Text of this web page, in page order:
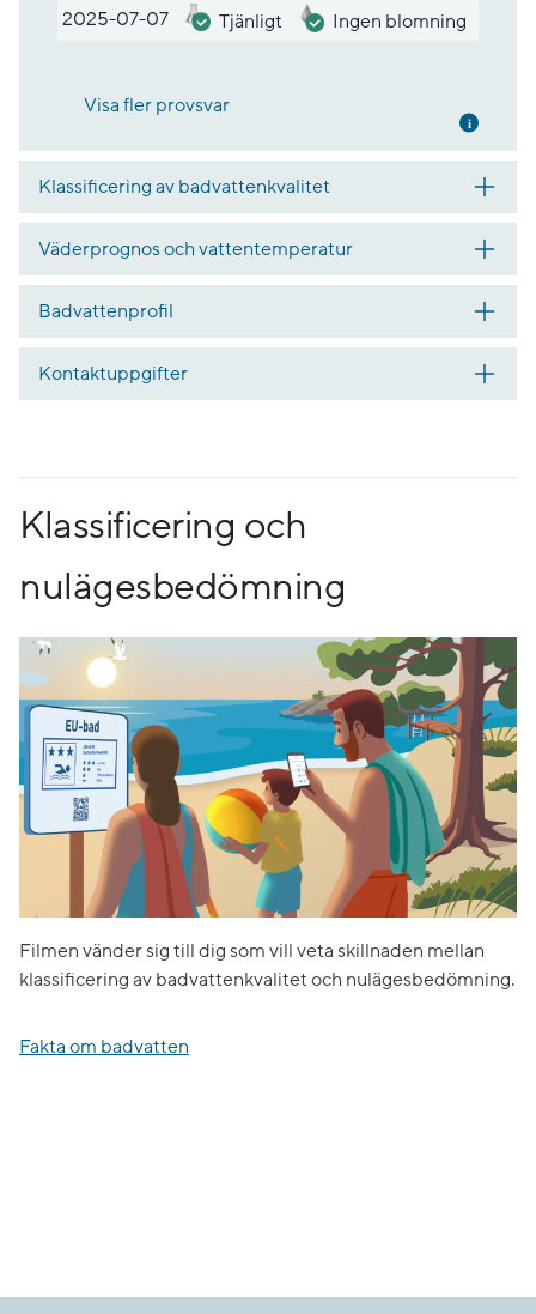
2025-07-07
Tjänligt Ingen blomning
Visa fler provsvar Mer
Klassificering av badvattenkvalitet
Väderprognos och vattentemperatur
Badvattenprofil
Kontaktuppgifter
Klassificering och
nulägesbedömning
Filmen vänder sig till dig som vill veta skillnaden mellan
klassificering av badvattenkvalitet och nulägesbedömning.
Fakta om badvatten